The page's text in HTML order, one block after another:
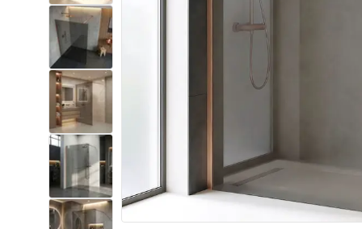
Umivaonici
Kade i paravani
Tuševi
Kuhinja